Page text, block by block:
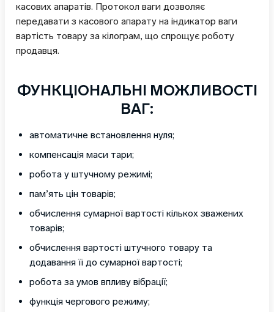
касових апаратів. Протокол ваги дозволяє
передавати з касового апарату на індикатор ваги
вартість товару за кілограм, що спрощує роботу
продавця.
ФУНКЦІОНАЛЬНІ МОЖЛИВОСТІ
ВАГ:
автоматичне встановлення нуля;
компенсація маси тари;
робота у штучному режимі;
пам’ять цін товарів;
обчислення сумарної вартості кількох зважених
товарів;
обчислення вартості штучного товару та
додавання її до сумарної вартості;
робота за умов впливу вібрації;
функція чергового режиму;